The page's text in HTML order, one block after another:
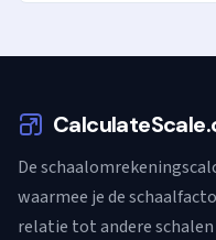
De
waarmee je de
relatie tot andere